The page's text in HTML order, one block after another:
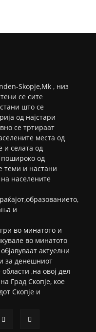
Skopje,Mk , низ
се сите
што се
од најстари
се тртираат
места од
и селата од
пошироко од
теми и настани
населените
и
во минатото и
во минатото
актуелни
за денешниот
,на овој дел
Град Скопје, кое
Скопје и